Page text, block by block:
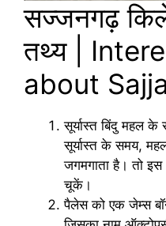
सज्जनगढ़
तथ्य |
about
सूर्यास्त बिंदु महल
सूर्यास्त के समय,
जगमगाता है। तो
चूकें।
पैलेस को एक जेम्स